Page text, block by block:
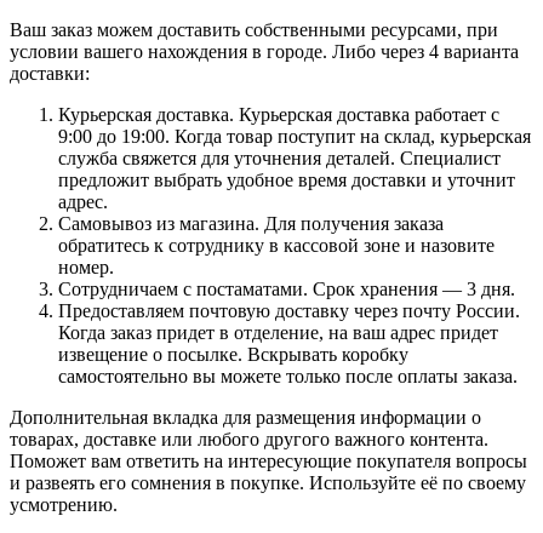
Ваш заказ можем доставить собственными ресурсами, при
условии вашего нахождения в городе. Либо через 4 варианта
доставки:
Курьерская доставка. Курьерская доставка работает с
9:00 до 19:00. Когда товар поступит на склад, курьерская
служба свяжется для уточнения деталей. Специалист
предложит выбрать удобное время доставки и уточнит
адрес.
Самовывоз из магазина. Для получения заказа
обратитесь к сотруднику в кассовой зоне и назовите
номер.
Сотрудничаем с постаматами. Срок хранения — 3 дня.
Предоставляем почтовую доставку через почту России.
Когда заказ придет в отделение, на ваш адрес придет
извещение о посылке. Вскрывать коробку
самостоятельно вы можете только после оплаты заказа.
Дополнительная вкладка для размещения информации о
товарах, доставке или любого другого важного контента.
Поможет вам ответить на интересующие покупателя вопросы
и развеять его сомнения в покупке. Используйте её по своему
усмотрению.